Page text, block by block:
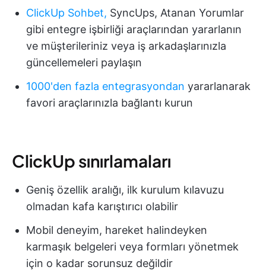
ClickUp Sohbet, SyncUps, Atanan Yorumlar
gibi entegre işbirliği araçlarından yararlanın
ve müşterileriniz veya iş arkadaşlarınızla
güncellemeleri paylaşın
1000'den fazla entegrasyondan yararlanarak
favori araçlarınızla bağlantı kurun
ClickUp sınırlamaları
Geniş özellik aralığı, ilk kurulum kılavuzu
olmadan kafa karıştırıcı olabilir
Mobil deneyim, hareket halindeyken
karmaşık belgeleri veya formları yönetmek
için o kadar sorunsuz değildir